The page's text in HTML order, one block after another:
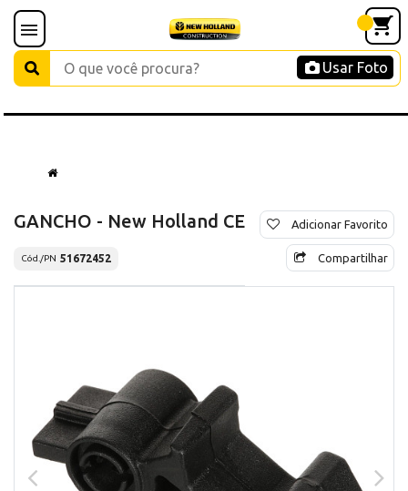
Usar Foto
GANCHO - New Holland CE
Cód./PN 51672452
Adicionar Favorito
Compartilhar